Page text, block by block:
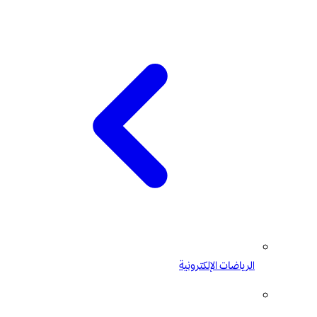
الرياضات الإلكترونية